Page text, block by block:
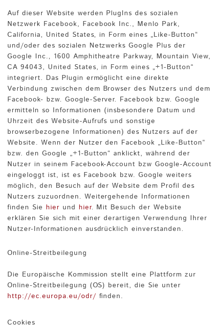
Auf dieser Website werden PlugIns des sozialen
Netzwerk Facebook, Facebook Inc., Menlo Park,
California, United States, in Form eines „Like-Button“
und/oder des sozialen Netzwerks Google Plus der
Google Inc., 1600 Amphitheatre Parkway, Mountain View,
CA 94043, United States, in Form eines „+1-Button“
integriert. Das Plugin ermöglicht eine direkte
Verbindung zwischen dem Browser des Nutzers und dem
Facebook- bzw. Google-Server. Facebook bzw. Google
ermitteln so Informationen (insbesondere Datum und
Uhrzeit des Website-Aufrufs und sonstige
browserbezogene Informationen) des Nutzers auf der
Website. Wenn der Nutzer den Facebook „Like-Button“
bzw. den Google „+1-Button“ anklickt, während der
Nutzer in seinem Facebook-Account bzw Google-Account
eingeloggt ist, ist es Facebook bzw. Google weiters
möglich, den Besuch auf der Website dem Profil des
Nutzers zuzuordnen. Weitergehende Informationen
finden Sie hier und hier. Mit Besuch der Website
erklären Sie sich mit einer derartigen Verwendung Ihrer
Nutzer-Informationen ausdrücklich einverstanden.
Online-Streitbeilegung
Die Europäische Kommission stellt eine Plattform zur
Online-Streitbeilegung (OS) bereit, die Sie unter
http://ec.europa.eu/odr/ finden.
Cookies